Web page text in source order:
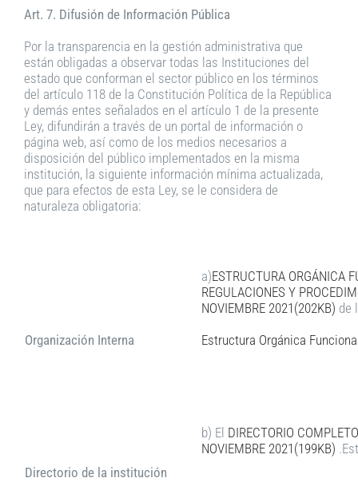
Art. 7. Difusión de Información Pública
Por la transparencia en la gestión administrativa que
están obligadas a observar todas las Instituciones del
estado que conforman el sector público en los términos
del artículo 118 de la Constitución Política de la República
y demás entes señalados en el artículo 1 de la presente
Ley, difundirán a través de un portal de información o
página web, así como de los medios necesarios a
disposición del público implementados en la misma
institución, la siguiente información mínima actualizada,
que para efectos de esta Ley, se le considera de
naturaleza obligatoria:
Organización Interna
a)ESTRUCTURA ORGÁNICA
REGULACIONES Y
NOVIEMBRE 2021(202KB) de
Estructura Orgánica
Directorio de la institución
b) El DIRECTORIO
NOVIEMBRE 2021(199KB)